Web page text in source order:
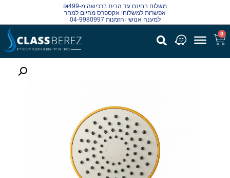
משלוח בחינם עד הבית ברכישה מ-₪499
אפשרות למשלוחי אקספרס מהיום למחר
למענה אנושי והזמנות 04-9980997
0